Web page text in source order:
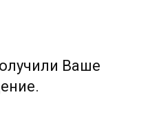
Ваше